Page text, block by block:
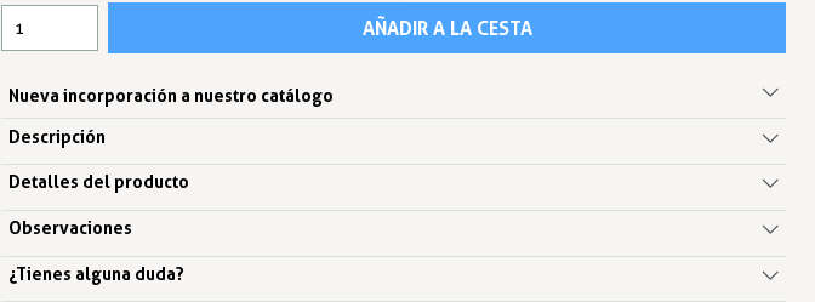
AÑADIR A LA CESTA
Nueva incorporación a nuestro catálogo
Descripción
Detalles del producto
Observaciones
¿Tienes alguna duda?